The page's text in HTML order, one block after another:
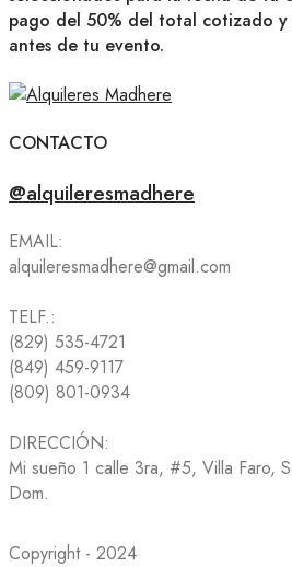
pago del 50% del total cotizado
antes de tu evento.
CONTACTO
@alquileresmadhere
EMAIL:
alquileresmadhere@gmail.com
TELF.:
(829) 535-4721
(849) 459-9117
(809) 801-0934
DIRECCIÓN:
Mi sueño 1 calle 3ra, #5, Villa Faro,
Dom.
Copyright - 2024